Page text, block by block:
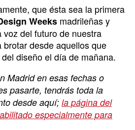
que ésta sea la primera
Weeks madrileñas y
del futuro de nuestra
brotar desde aquellos que
diseño el día de mañana.
Madrid en esas fechas o
pasarte, tendrás toda la
desde aquí; la página del
especialmente para